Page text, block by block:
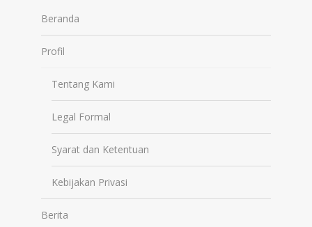
Beranda
Profil
Tentang Kami
Legal Formal
Syarat dan Ketentuan
Kebijakan Privasi
Berita